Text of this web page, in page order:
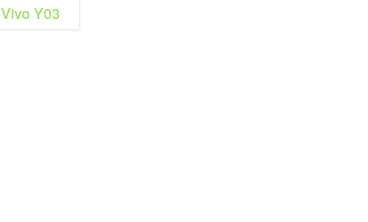
Vivo Y03